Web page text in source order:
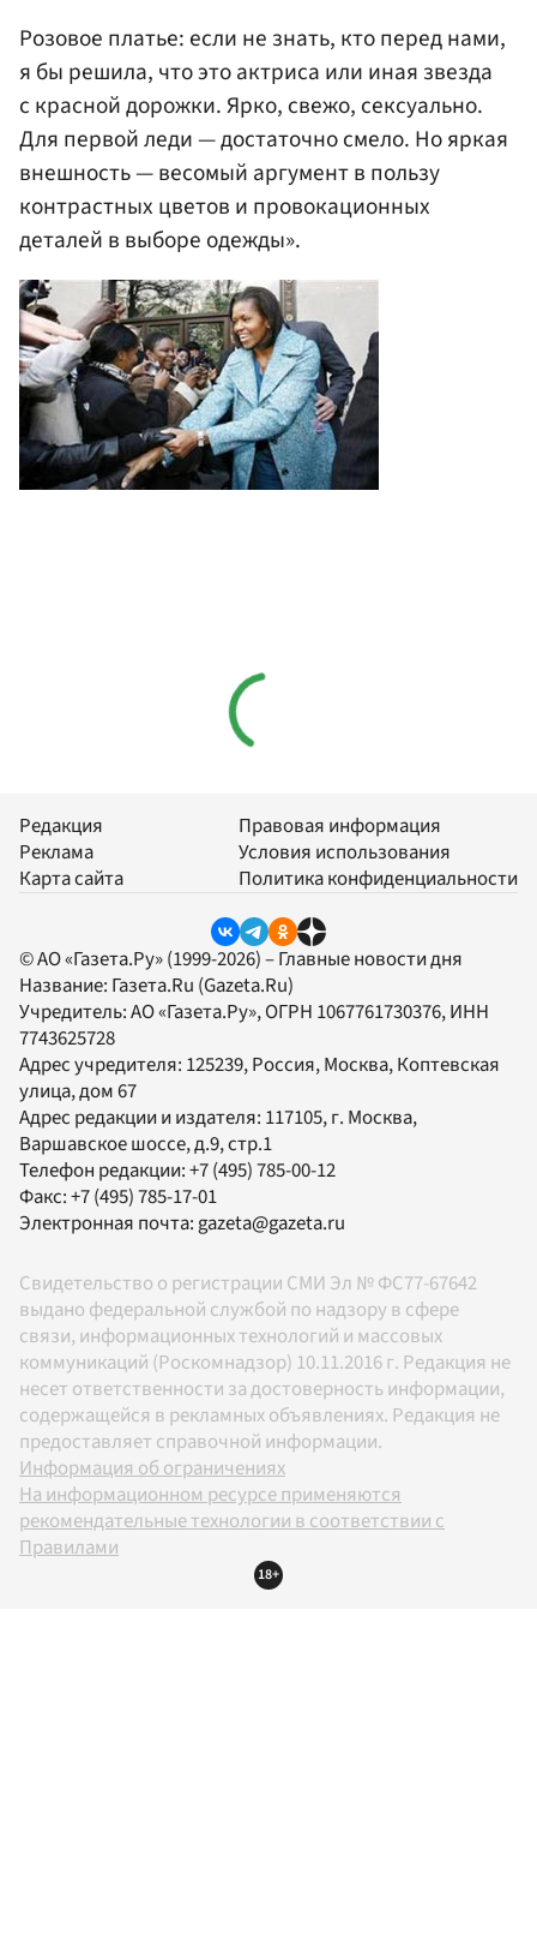
Розовое платье: если не знать, кто перед нами,
я бы решила, что это актриса или иная звезда
с красной дорожки. Ярко, свежо, сексуально.
Для первой леди — достаточно смело. Но яркая
внешность — весомый аргумент в пользу
контрастных цветов и провокационных
деталей в выборе одежды».
Редакция
Реклама
Карта сайта
Правовая информация
Условия использования
Политика конфиденциальности
© АО «Газета.Ру» (1999-2026) – Главные новости дня
Название: Газета.Ru (Gazeta.Ru)
Учредитель:АО «Газета.Ру», ОГРН 1067761730376, ИНН
7743625728
Адрес учредителя: 125239, Россия, Москва, Коптевская
улица, дом 67
Адрес редакции и издателя: 117105, г. Москва,
Варшавское шоссе, д.9, стр.1
Телефон редакции:+7 (495) 785-00-12
Факс:+7 (495) 785-17-01
Электронная почта: gazeta@gazeta.ru
Свидетельство о регистрации СМИ Эл № ФС77-67642
выдано федеральной службой по надзору в сфере
связи, информационных технологий и массовых
коммуникаций (Роскомнадзор) 10.11.2016 г. Редакция не
несет ответственности за достоверность информации,
содержащейся в рекламных объявлениях. Редакция не
предоставляет справочной информации.
Информация об ограничениях
На информационном ресурсе применяются
рекомендательные технологии в соответствии с
Правилами
18+